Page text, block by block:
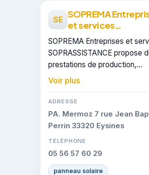
SE SOPREMA
et services
SOPRASSISTANCE
SOPREMA Entreprises et
SOPRASSISTANCE propose
prestations de production,
distribution d'électricité pour
particuliers à Blanquefort.
L'entreprise dispose de la
certification RGE.
Voir plus
ADRESSE
PA. Mermoz 7 rue Jean
Perrin 33320 Eysines
TÉLÉPHONE
05 56 57 60 29
panneau solaire